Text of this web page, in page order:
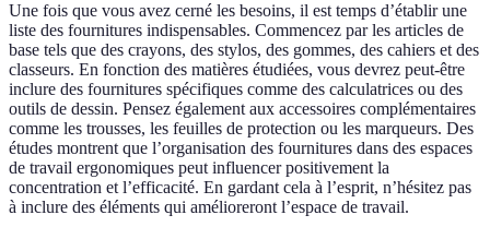
Une fois que vous avez cerné les besoins, il est temps d’établir une
liste des fournitures indispensables. Commencez par les articles de
base tels que des crayons, des stylos, des gommes, des cahiers et des
classeurs. En fonction des matières étudiées, vous devrez peut-être
inclure des fournitures spécifiques comme des calculatrices ou des
outils de dessin. Pensez également aux accessoires complémentaires
comme les trousses, les feuilles de protection ou les marqueurs. Des
études montrent que l’organisation des fournitures dans des espaces
de travail ergonomiques peut influencer positivement la
concentration et l’efficacité. En gardant cela à l’esprit, n’hésitez pas
à inclure des éléments qui amélioreront l’espace de travail.